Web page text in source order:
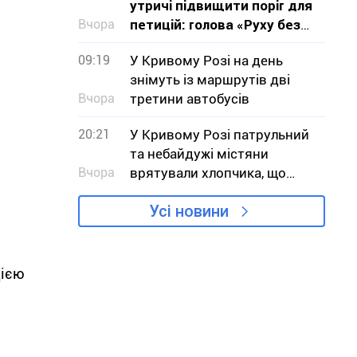
Вчора
утричі підвищити поріг для
петицій: голова «Руху без
меж» звернувся до влади з
критикою проєкту
09:19
Вчора
У Кривому Розі на день
знімуть із маршрутів дві
третини автобусів
20:21
Вчора
У Кривому Розі патрульний
та небайдужі містяни
врятували хлопчика, що
тонув
Усі новини